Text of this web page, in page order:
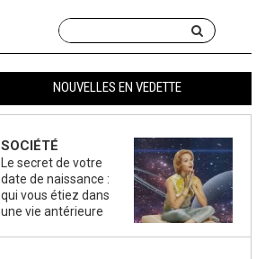
NOUVELLES EN VEDETTE
SOCIÉTÉ
Le secret de votre
date de naissance :
qui vous étiez dans
une vie antérieure